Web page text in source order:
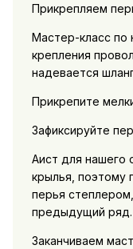
Прикрепляем
Мастер-класс по
крепления
надевается
Прикрепите
Зафиксируйте
Аист для нашего
крылья, поэтому
перья
предыдущий ряд.
Заканчиваем